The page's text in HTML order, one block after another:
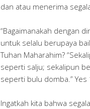
dan atau menerima
“Bagaimanakah dengan
untuk selalu berupaya
Tuhan Maharahim?
seperti salju; sekalipun
seperti bulu domba.” Yes
Ingatkah kita bahwa